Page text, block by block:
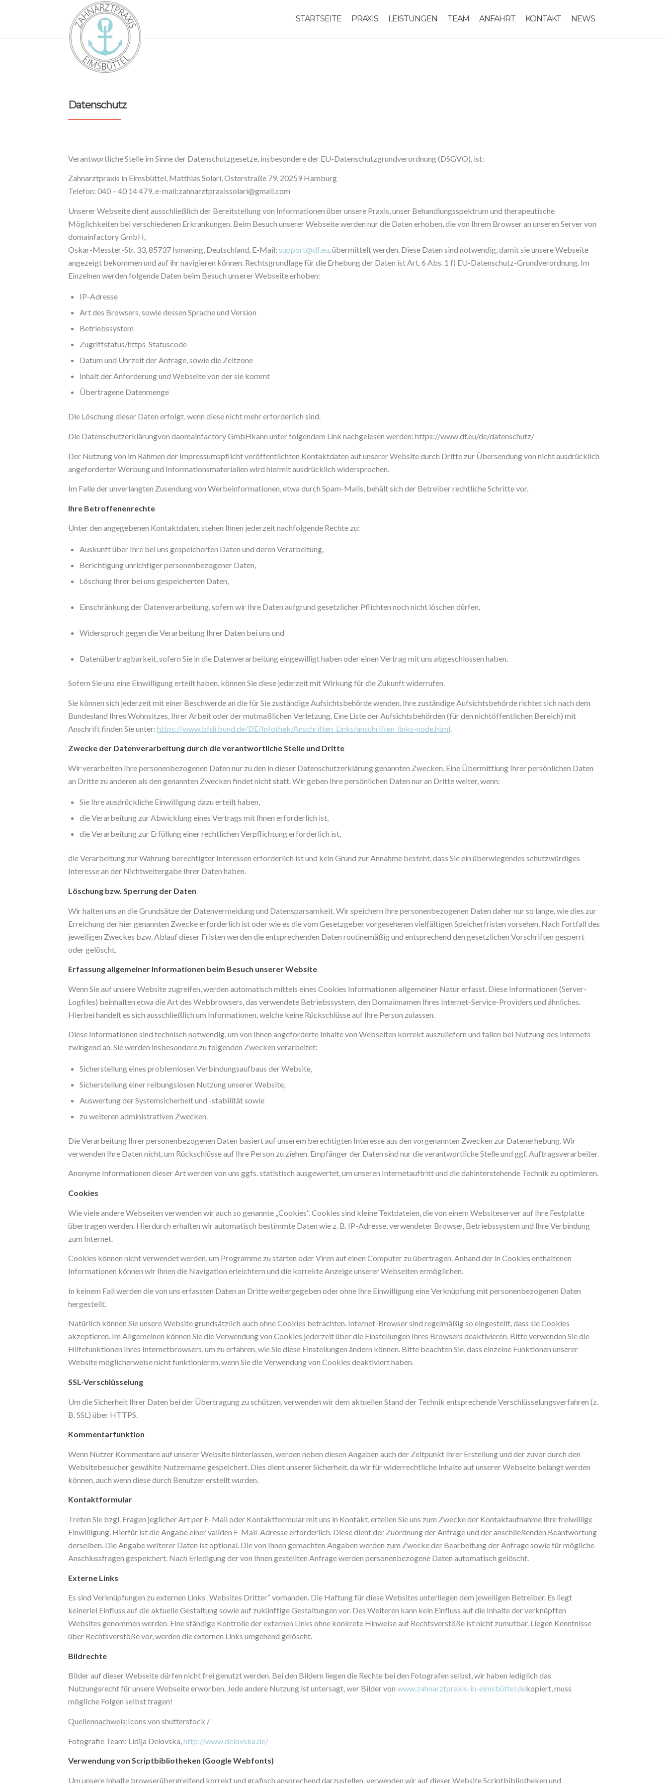
STARTSEITE PRAXIS LEISTUNGEN TEAM ANFAHRT KONTAKT NEWS
Datenschutz
Verantwortliche Stelle im Sinne der Datenschutzgesetze, insbesondere der EU-Datenschutzgrundverordnung (DSGVO), ist:
Zahnarztpraxis in Eimsbüttel, Matthias Solari, Osterstraße 79, 20259 Hamburg
Telefon: 040 – 40 14 479, e-mail:zahnarztpraxissolari@gmail.com
Unserer Webseite dient ausschließlich der Bereitstellung von Informationen über unsere Praxis, unser Behandlungsspektrum und therapeutische
Möglichkeiten bei verschiedenen Erkrankungen. Beim Besuch unserer Webseite werden nur die Daten erhoben, die von Ihrem Browser an unseren Server von
domainfactory GmbH,
Oskar-Messter-Str. 33, 85737 Ismaning, Deutschland, E-Mail: support@df.eu , übermittelt werden. Diese Daten sind notwendig, damit sie unsere Webseite
angezeigt bekommen und auf ihr navigieren können. Rechtsgrundlage für die Erhebung der Daten ist Art. 6 Abs. 1 f) EU-Datenschutz-Grundverordnung. Im
Einzelnen werden folgende Daten beim Besuch unserer Webseite erhoben:
IP-Adresse
Art des Browsers, sowie dessen Sprache und Version
Betriebssystem
Zugriffstatus/https-Statuscode
Datum und Uhrzeit der Anfrage, sowie die Zeitzone
Inhalt der Anforderung und Webseite von der sie kommt
Übertragene Datenmenge
Die Löschung dieser Daten erfolgt, wenn diese nicht mehr erforderlich sind.
Die Datenschutzerklärungvon daomainfactory GmbHkann unter folgendem Link nachgelesen werden: https://www.df.eu/de/datenschutz/
Der Nutzung von im Rahmen der Impressumspflicht veröffentlichten Kontaktdaten auf unserer Website durch Dritte zur Übersendung von nicht ausdrücklich
angeforderter Werbung und Informationsmaterialien wird hiermit ausdrücklich widersprochen.
Im Falle der unverlangten Zusendung von Werbeinformationen, etwa durch Spam-Mails, behält sich der Betreiber rechtliche Schritte vor.
Ihre Betroffenenrechte
Unter den angegebenen Kontaktdaten, stehen Ihnen jederzeit nachfolgende Rechte zu:
Auskunft über Ihre bei uns gespeicherten Daten und deren Verarbeitung,
Berichtigung unrichtiger personenbezogener Daten,
Löschung Ihrer bei uns gespeicherten Daten,
Einschränkung der Datenverarbeitung, sofern wir Ihre Daten aufgrund gesetzlicher Pflichten noch nicht löschen dürfen,
Widerspruch gegen die Verarbeitung Ihrer Daten bei uns und
Datenübertragbarkeit, sofern Sie in die Datenverarbeitung eingewilligt haben oder einen Vertrag mit uns abgeschlossen haben.
Sofern Sie uns eine Einwilligung erteilt haben, können Sie diese jederzeit mit Wirkung für die Zukunft widerrufen.
Sie können sich jederzeit mit einer Beschwerde an die für Sie zuständige Aufsichtsbehörde wenden. Ihre zuständige Aufsichtsbehörde richtet sich nach dem
Bundesland Ihres Wohnsitzes, Ihrer Arbeit oder der mutmaßlichen Verletzung. Eine Liste der Aufsichtsbehörden (für den nichtöffentlichen Bereich) mit
Anschrift finden Sie unter: https://www.bfdi.bund.de/DE/Infothek/Anschriften_Links/anschriften_links-node.html
Zwecke der Datenverarbeitung durch die verantwortliche Stelle und Dritte
Wir verarbeiten Ihre personenbezogenen Daten nur zu den in dieser Datenschutzerklärung genannten Zwecken. Eine Übermittlung Ihrer persönlichen Daten
an Dritte zu anderen als den genannten Zwecken findet nicht statt. Wir geben Ihre persönlichen Daten nur an Dritte weiter, wenn:
Sie Ihre ausdrückliche Einwilligung dazu erteilt haben,
die Verarbeitung zur Abwicklung eines Vertrags mit Ihnen erforderlich ist,
die Verarbeitung zur Erfüllung einer rechtlichen Verpflichtung erforderlich ist,
die Verarbeitung zur Wahrung berechtigter Interessen erforderlich ist und kein Grund zur Annahme besteht, dass Sie ein überwiegendes schutzwürdiges
Interesse an der Nichtweitergabe Ihrer Daten haben.
Löschung bzw. Sperrung der Daten
Wir halten uns an die Grundsätze der Datenvermeidung und Datensparsamkeit. Wir speichern Ihre personenbezogenen Daten daher nur so lange, wie dies zur
Erreichung der hier genannten Zwecke erforderlich ist oder wie es die vom Gesetzgeber vorgesehenen vielfältigen Speicherfristen vorsehen. Nach Fortfall des
jeweiligen Zweckes bzw. Ablauf dieser Fristen werden die entsprechenden Daten routinemäßig und entsprechend den gesetzlichen Vorschriften gesperrt
oder gelöscht.
Erfassung allgemeiner Informationen beim Besuch unserer Website
Wenn Sie auf unsere Website zugreifen, werden automatisch mittels eines Cookies Informationen allgemeiner Natur erfasst. Diese Informationen (Server-
Logfiles) beinhalten etwa die Art des Webbrowsers, das verwendete Betriebssystem, den Domainnamen Ihres Internet-Service-Providers und ähnliches.
Hierbei handelt es sich ausschließlich um Informationen, welche keine Rückschlüsse auf Ihre Person zulassen.
Diese Informationen sind technisch notwendig, um von Ihnen angeforderte Inhalte von Webseiten korrekt auszuliefern und fallen bei Nutzung des Internets
zwingend an. Sie werden insbesondere zu folgenden Zwecken verarbeitet:
Sicherstellung eines problemlosen Verbindungsaufbaus der Website,
Sicherstellung einer reibungslosen Nutzung unserer Website,
Auswertung der Systemsicherheit und -stabilität sowie
zu weiteren administrativen Zwecken.
Die Verarbeitung Ihrer personenbezogenen Daten basiert auf unserem berechtigten Interesse aus den vorgenannten Zwecken zur Datenerhebung. Wir
verwenden Ihre Daten nicht, um Rückschlüsse auf Ihre Person zu ziehen. Empfänger der Daten sind nur die verantwortliche Stelle und ggf. Auftragsverarbeiter.
Anonyme Informationen dieser Art werden von uns ggfs. statistisch ausgewertet, um unseren Internetauftritt und die dahinterstehende Technik zu optimieren.
Cookies
Wie viele andere Webseiten verwenden wir auch so genannte „Cookies“. Cookies sind kleine Textdateien, die von einem Websiteserver auf Ihre Festplatte
übertragen werden. Hierdurch erhalten wir automatisch bestimmte Daten wie z. B. IP-Adresse, verwendeter Browser, Betriebssystem und Ihre Verbindung
zum Internet.
Cookies können nicht verwendet werden, um Programme zu starten oder Viren auf einen Computer zu übertragen. Anhand der in Cookies enthaltenen
Informationen können wir Ihnen die Navigation erleichtern und die korrekte Anzeige unserer Webseiten ermöglichen.
In keinem Fall werden die von uns erfassten Daten an Dritte weitergegeben oder ohne Ihre Einwilligung eine Verknüpfung mit personenbezogenen Daten
hergestellt.
Natürlich können Sie unsere Website grundsätzlich auch ohne Cookies betrachten. Internet-Browser sind regelmäßig so eingestellt, dass sie Cookies
akzeptieren. Im Allgemeinen können Sie die Verwendung von Cookies jederzeit über die Einstellungen Ihres Browsers deaktivieren. Bitte verwenden Sie die
Hilfefunktionen Ihres Internetbrowsers, um zu erfahren, wie Sie diese Einstellungen ändern können. Bitte beachten Sie, dass einzelne Funktionen unserer
Website möglicherweise nicht funktionieren, wenn Sie die Verwendung von Cookies deaktiviert haben.
SSL-Verschlüsselung
Um die Sicherheit Ihrer Daten bei der Übertragung zu schützen, verwenden wir dem aktuellen Stand der Technik entsprechende Verschlüsselungsverfahren (z.
B. SSL) über HTTPS.
Kommentarfunktion
Wenn Nutzer Kommentare auf unserer Website hinterlassen, werden neben diesen Angaben auch der Zeitpunkt Ihrer Erstellung und der zuvor durch den
Websitebesucher gewählte Nutzername gespeichert. Dies dient unserer Sicherheit, da wir für widerrechtliche Inhalte auf unserer Webseite belangt werden
können, auch wenn diese durch Benutzer erstellt wurden.
Kontaktformular
Treten Sie bzgl. Fragen jeglicher Art per E-Mail oder Kontaktformular mit uns in Kontakt, erteilen Sie uns zum Zwecke der Kontaktaufnahme Ihre freiwillige
Einwilligung. Hierfür ist die Angabe einer validen E-Mail-Adresse erforderlich. Diese dient der Zuordnung der Anfrage und der anschließenden Beantwortung
derselben. Die Angabe weiterer Daten ist optional. Die von Ihnen gemachten Angaben werden zum Zwecke der Bearbeitung der Anfrage sowie für mögliche
Anschlussfragen gespeichert. Nach Erledigung der von Ihnen gestellten Anfrage werden personenbezogene Daten automatisch gelöscht.
Externe Links
Es sind Verknüpfungen zu externen Links „Websites Dritter“ vorhanden. Die Haftung für diese Websites unterliegen dem jeweiligen Betreiber. Es liegt
keinerlei Einfluss auf die aktuelle Gestaltung sowie auf zukünftige Gestaltungen vor. Des Weiteren kann kein Einfluss auf die Inhalte der verknüpften
Websites genommen werden. Eine ständige Kontrolle der externen Links ohne konkrete Hinweise auf Rechtsverstöße ist nicht zumutbar. Liegen Kenntnisse
über Rechtsverstöße vor, werden die externen Links umgehend gelöscht.
Bildrechte
Bilder auf dieser Webseite dürfen nicht frei genutzt werden. Bei den Bildern liegen die Rechte bei den Fotografen selbst, wir haben lediglich das
Nutzungsrecht für unsere Webseite erworben. Jede andere Nutzung ist untersagt, wer Bilder von www.zahnarztpraxis-in-eimsbüttel.dekopiert, muss
mögliche Folgen selbst tragen!
Quellennachweis:Icons von shutterstock /
Fotografie Team: Lidija Delovska, http://www.delovska.de/
Verwendung von Scriptbibliotheken (Google Webfonts)
Um unsere Inhalte browserübergreifend korrekt und grafisch ansprechend darzustellen, verwenden wir auf dieser Website Scriptbibliotheken und